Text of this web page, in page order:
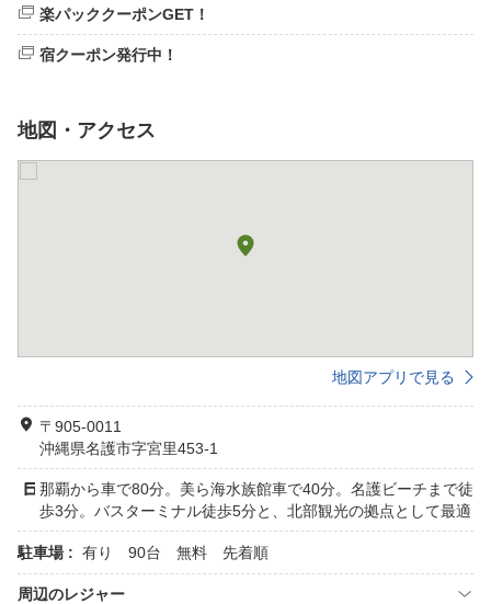
楽パッククーポンGET！
宿クーポン発行中！
地図・アクセス
地図アプリで見る
〒905-0011
沖縄県名護市字宮里453-1
那覇から車で80分。美ら海水族館車で40分。名護ビーチまで徒
歩3分。バスターミナル徒歩5分と、北部観光の拠点として最適
駐車場 : 有り 90台 無料 先着順
周辺のレジャー